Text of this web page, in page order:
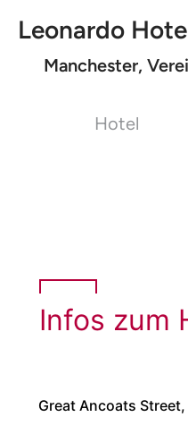
Leonardo
Manchester,
Hotel
Infos zum
Great Ancoats